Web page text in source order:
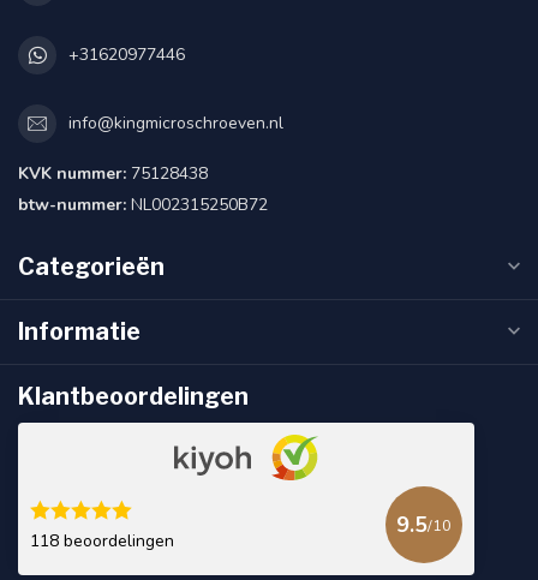
+31620977446
info@kingmicroschroeven.nl
KVK nummer: 75128438
btw-nummer: NL002315250B72
Categorieën
Informatie
Klantbeoordelingen
118 beoordelingen
9.5/10